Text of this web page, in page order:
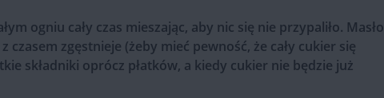
ogniu cały czas mieszając, aby nic się nie przypaliło. Masło
czasem zgęstnieje (żeby mieć pewność, że cały cukier się
składniki oprócz płatków, a kiedy cukier nie będzie już